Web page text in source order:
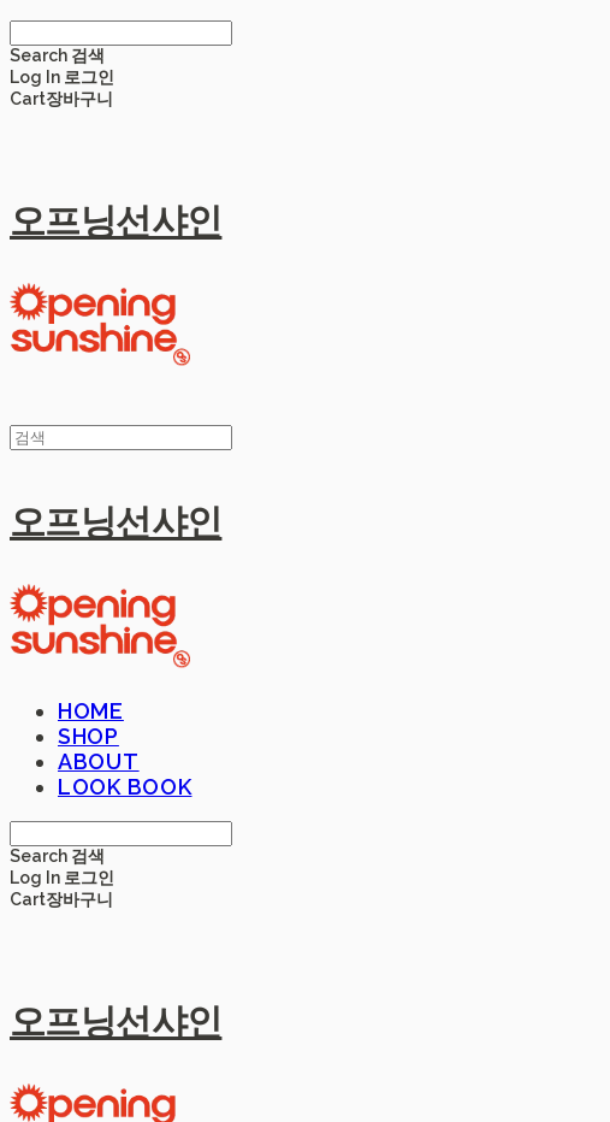
Search 검색
Log In 로그인
Cart장바구니
오프닝선샤인
오프닝선샤인
HOME
SHOP
ABOUT
LOOK BOOK
Search 검색
Log In 로그인
Cart장바구니
오프닝선샤인